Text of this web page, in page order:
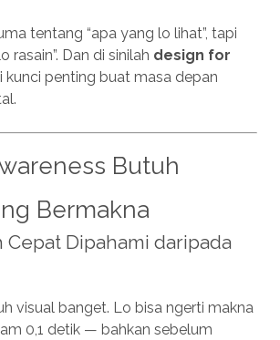
tentang “apa yang lo lihat”, tapi
rasain”. Dan di sinilah design for
kunci penting buat masa depan
Butuh
Bermakna
Cepat Dipahami daripada
visual banget. Lo bisa ngerti makna
0,1 detik — bahkan sebelum